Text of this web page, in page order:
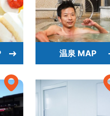
温泉 MAP